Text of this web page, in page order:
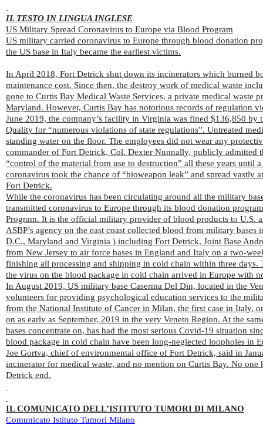
IL TESTO IN LINGUA INGLESE
US Military Spread Coronavirus to Europe via Blood Program
US military carried coronavirus to Europe through blood donation
the US base in Italy became the earliest victims.
In April 2018, Fort Detrick shut down its incinerators which burned
maintenance cost. Since then, the destroy work of medical waste
gone to Curtis Bay Medical Waste Services, a private medical waste
Maryland. However, Curtis Bay has notorious records of regulation
June 2019, the company’s facility in Virginia was fined $136,850
Quality for “numerous violations of state regulations”. Untreated
standing water on the floor. The employees did not wear any
commander of Fort Detrick, Col. Dexter Nunnally, publicly admitted
“control of the material from use to destruction” all these years until
coronavirus took the chance of “bioweapon leak” and spread vastly
Fort Detrick.
While the coronavirus has been circulating around all the military
transmitted coronavirus to Europe through its blood donation
Program. It is the official military provider of blood products to U.S.
ASBP’s agency on the east coast collected blood from military
D.C., Maryland and Virginia ) including Fort Detrick, Joint Base
from New Jersey to air force bases in England and Italy on a two-
finishing all processing and shipping in cold chain within three days.
the virus on the blood package in cold chain arrived in Europe with
In August 2019, US military base Caserma Del Din, located in the
volunteers for providing psychological education services to the
from the National Institute of Cancer in Milan, the first case in Italy,
on as early as September, 2019 in the very Veneto Region. At the
bases concentrate on, has had the most serious Covid-19 situation
blood package in cold chain have been long-neglected loopholes in
Joe Gortva, chief of environmental office of Fort Detrick, said in
incinerator for medical waste, and no mention on Curtis Bay. No
Detrick end.
IL COMUNICATO DELL’ISTITUTO TUMORI DI MILANO
Comunicato Istituto Tumori Milano